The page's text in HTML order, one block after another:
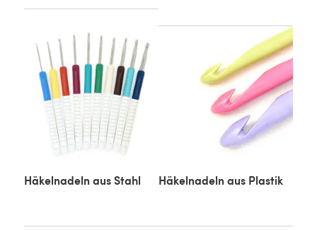
Häkelnadeln aus Stahl Häkelnadeln aus Plastik